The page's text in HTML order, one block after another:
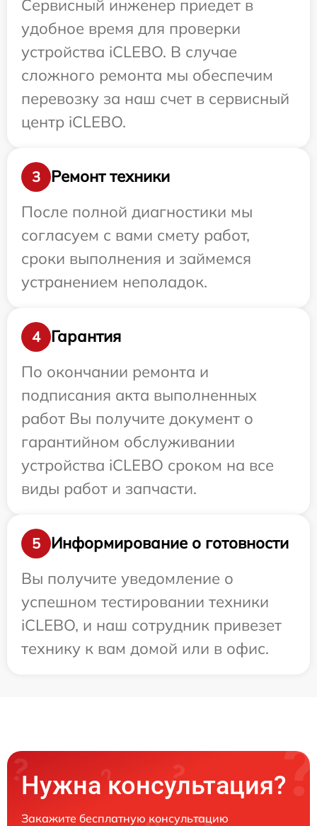
Сервисный инженер приедет в
удобное время для проверки
устройства iCLEBO. В случае
сложного ремонта мы обеспечим
перевозку за наш счет в сервисный
центр iCLEBO.
3
Ремонт техники
После полной диагностики мы
согласуем с вами смету работ,
сроки выполнения и займемся
устранением неполадок.
4
Гарантия
По окончании ремонта и
подписания акта выполненных
работ Вы получите документ о
гарантийном обслуживании
устройства iCLEBO сроком на все
виды работ и запчасти.
5
Информирование о готовности
Вы получите уведомление о
успешном тестировании техники
iCLEBO, и наш сотрудник привезет
технику к вам домой или в офис.
Нужна консультация?
Закажите бесплатную консультацию